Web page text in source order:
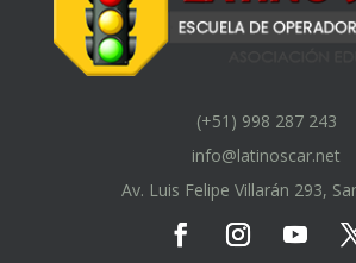
(+51) 998 287 243
info@latinoscar.net
Av. Luis Felipe Villarán 293,